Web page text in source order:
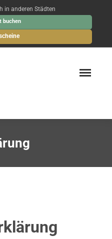
in anderen Städten
buchen